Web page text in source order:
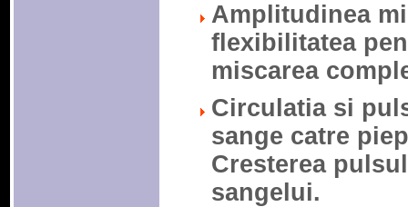
Amplitudinea
flexibilitatea
miscarea
Circulatia si
sange catre
Cresterea
sangelui.